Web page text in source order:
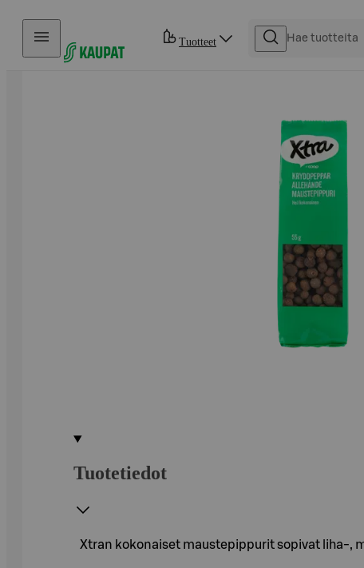
Hyppää sisältöön
Tuotteet
Tuotetiedot
Xtran kokonaiset maustepippurit sopivat liha-,